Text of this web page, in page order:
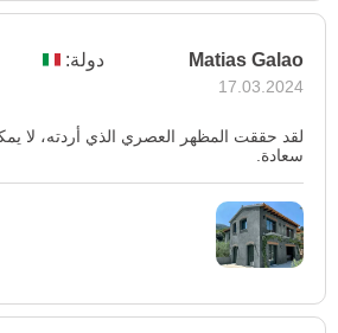
Matias Galao
17.03.2024
دولة:
لقد حققت المظهر العصري الذي أردته، لا
سعادة.